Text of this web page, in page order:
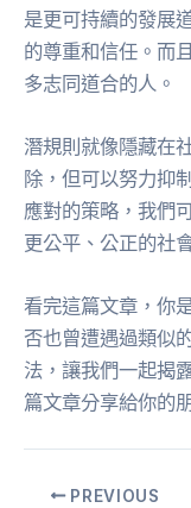
是更可持續的發展
的尊重和信任。而
多志同道合的人。
潛規則就像隱藏在
除，但可以努力抑
應對的策略，我們
更公平、公正的社
看完這篇文章，你
否也曾遭遇過類似
法，讓我們一起揭
篇文章分享給你的
PREVIOUS